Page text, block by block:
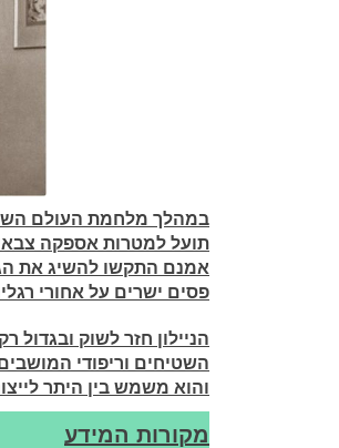
במהלך מלחמת העולם
תועל למטרות אספקה
אמנם התקשו להשיג את
פסים ישרים על אחורי
השטיחים וריפודי
והוא משמש בין היתר
מקורות המידע